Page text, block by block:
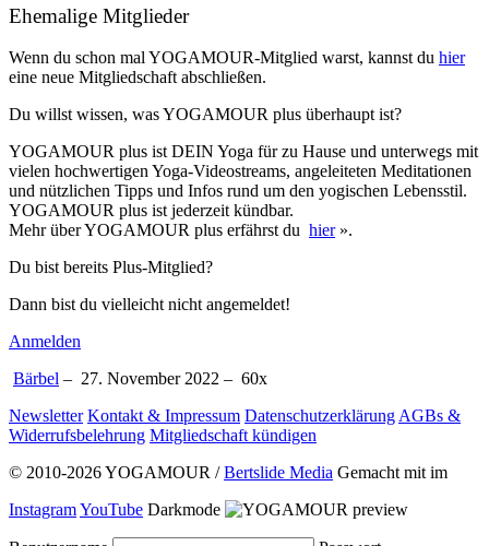
Ehemalige Mitglieder
Wenn du schon mal YOGAMOUR-Mitglied warst, kannst du hier
eine neue Mitgliedschaft abschließen.
Du willst wissen, was YOGAMOUR plus überhaupt ist?
YOGAMOUR plus ist DEIN Yoga für zu Hause und unterwegs mit
vielen hochwertigen Yoga-Videostreams, angeleiteten Meditationen
und nützlichen Tipps und Infos rund um den yogischen Lebensstil.
YOGAMOUR plus ist jederzeit kündbar.
Mehr über YOGAMOUR plus erfährst du hier».
Du bist bereits Plus-Mitglied?
Dann bist du vielleicht nicht angemeldet!
Anmelden
Bärbel – 27. November 2022 – 60x
Newsletter Kontakt & Impressum Datenschutzerklärung AGBs &
Widerrufsbelehrung Mitgliedschaft kündigen
© 2010-2026 YOGAMOUR /Bertslide Media Gemacht mit im
InstagramYouTube Darkmode